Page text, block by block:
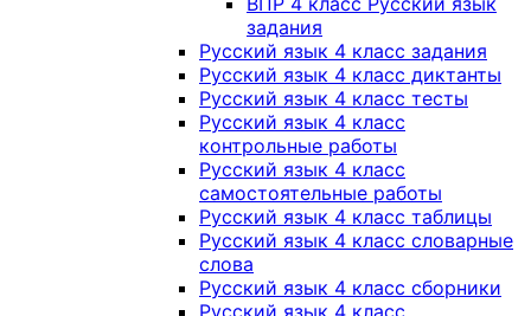
задания
Русский язык 4 класс задания
Русский язык 4 класс диктанты
Русский язык 4 класс тесты
Русский язык 4 класс
контрольные работы
Русский язык 4 класс
самостоятельные работы
Русский язык 4 класс таблицы
Русский язык 4 класс словарные
слова
Русский язык 4 класс сборники
Русский язык 4 класс